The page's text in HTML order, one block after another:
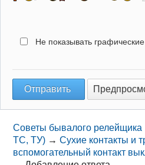
Не показывать
Советы бывалого релейщика
ТС, ТУ) →Сухие контакты и
вспомогательный контакт